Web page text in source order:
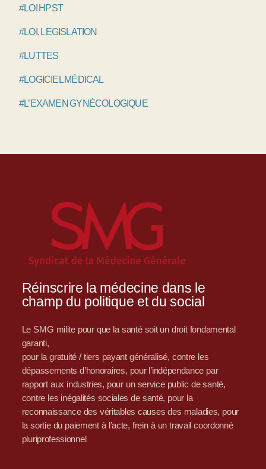
#LOI HPST
#LOI, LEGISLATION
#LUTTES
#LOGICIEL MÉDICAL
#L’EXAMEN GYNÉCOLOGIQUE
Réinscrire la médecine dans le
champ du politique et du social
Le SMG milite pour que la santé soit un droit fondamental
garanti,
pour la gratuité / tiers payant généralisé, contre les
dépassements d’honoraires, pour l’indépendance par
rapport aux industries, pour un service public de santé,
contre les inégalités sociales de santé, pour la
reconnaissance des véritables causes des maladies, pour
la sortie du paiement à l’acte, frein à un travail coordonné
pluriprofessionnel